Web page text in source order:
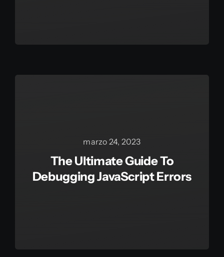
marzo 24, 2023
The Ultimate Guide To
Debugging JavaScript Errors